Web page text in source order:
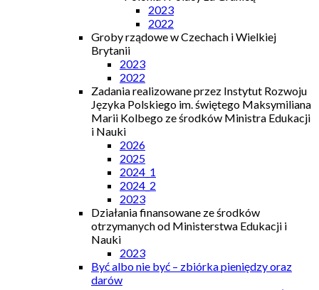
2023
2022
Groby rządowe w Czechach i Wielkiej
Brytanii
2023
2022
Zadania realizowane przez Instytut Rozwoju
Języka Polskiego im. świętego Maksymiliana
Marii Kolbego ze środków Ministra Edukacji
i Nauki
2026
2025
2024_1
2024_2
2023
Działania finansowane ze środków
otrzymanych od Ministerstwa Edukacji i
Nauki
2023
Być albo nie być – zbiórka pieniędzy oraz
darów